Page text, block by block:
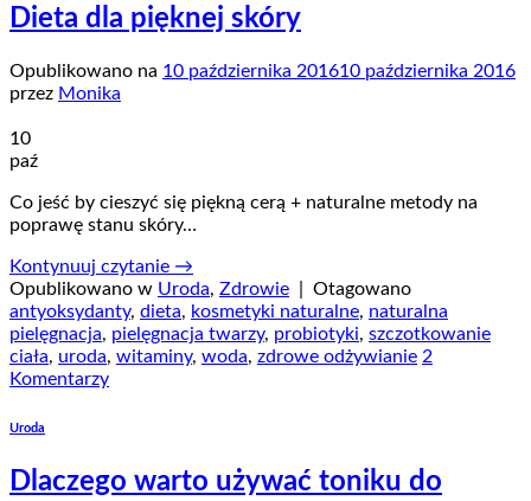
Dieta dla pięknej skóry
Opublikowano na 10 października 201610 października 2016
przez Monika
10
paź
Co jeść by cieszyć się piękną cerą + naturalne metody na
poprawę stanu skóry…
Kontynuuj czytanie →
Opublikowano w Uroda, Zdrowie
Otagowano
antyoksydanty, dieta, kosmetyki naturalne, naturalna
pielęgnacja, pielęgnacja twarzy, probiotyki, szczotkowanie
ciała, uroda, witaminy, woda, zdrowe odżywianie 2
Komentarzy
Uroda
Dlaczego warto używać toniku do